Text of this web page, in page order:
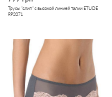
Трусы "слип" с высокой линией талии ETUDE
RP2071